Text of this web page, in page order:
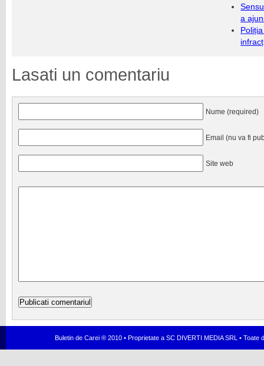
a
Lasati un comentariu
Nume (required)
Email (nu va fi
Site web
Buletin de Carei ® 2010 • Proprietate a SC DIVERTI MEDIA SRL •